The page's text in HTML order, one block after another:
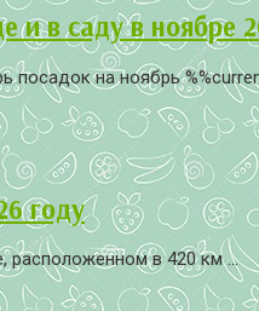
и в саду в ноябре
на ноябрь
году
расположенном в 420 км ...